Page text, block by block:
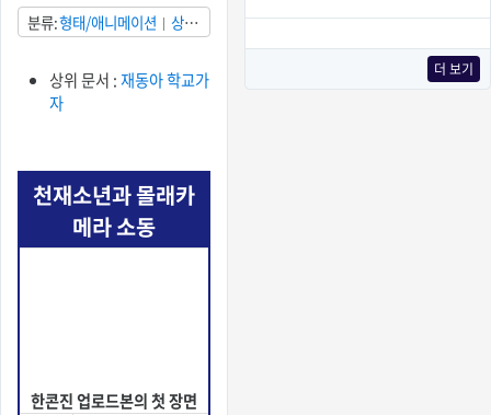
더 보기
분류 형태/애니메이션
상
태/발견됨
상태/부분적으로
상위 문서 :재동아 학교가
자
천재소년과 몰래카
메라 소동
한콘진 업로드본의 첫 장면